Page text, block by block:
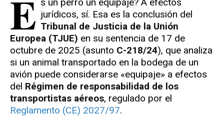
E jurídicos, sí. Esa es la conclusión del
Tribunal de Justicia de la Unión
Europea (TJUE) en su sentencia de 17 de
octubre de 2025 (asunto C-218/24), que analiza
si un animal transportado en la bodega de un
avión puede considerarse «equipaje» a efectos
del Régimen de responsabilidad de los
transportistas aéreos, regulado por el
Reglamento (CE) 2027/97.